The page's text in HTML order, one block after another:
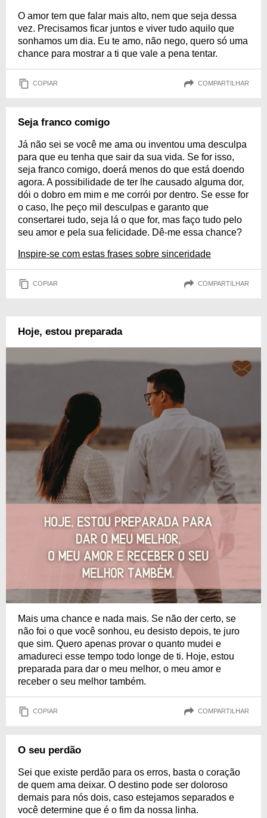
O amor tem que falar mais alto, nem que seja dessa
vez. Precisamos ficar juntos e viver tudo aquilo que
sonhamos um dia. Eu te amo, não nego, quero só uma
chance para mostrar a ti que vale a pena tentar.
COPIAR COMPARTILHAR
Seja franco comigo
Já não sei se você me ama ou inventou uma desculpa
para que eu tenha que sair da sua vida. Se for isso,
seja franco comigo, doerá menos do que está doendo
agora. A possibilidade de ter lhe causado alguma dor,
dói o dobro em mim e me corrói por dentro. Se esse for
o caso, lhe peço mil desculpas e garanto que
consertarei tudo, seja lá o que for, mas faço tudo pelo
seu amor e pela sua felicidade. Dê-me essa chance?
Inspire-se com estas frases sobre sinceridade
COPIAR COMPARTILHAR
Hoje, estou preparada
Mais uma chance e nada mais. Se não der certo, se
não foi o que você sonhou, eu desisto depois, te juro
que sim. Quero apenas provar o quanto mudei e
amadureci esse tempo todo longe de ti. Hoje, estou
preparada para dar o meu melhor, o meu amor e
receber o seu melhor também.
COPIAR COMPARTILHAR
O seu perdão
Sei que existe perdão para os erros, basta o coração
de quem ama deixar. O destino pode ser doloroso
demais para nós dois, caso estejamos separados e
você determine que é o fim da nossa linha.